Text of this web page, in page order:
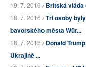
19. 7. 2016 /Britská vláda
18. 7. 2016 /Tři osoby
bavorského města Wür...
18. 7. 2016 /Donald
Ukrajině ...